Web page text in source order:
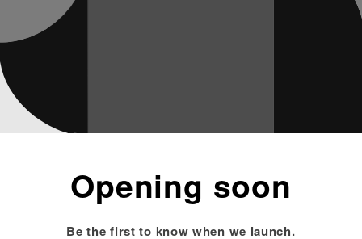
Opening soon
Be the first to know when we launch.